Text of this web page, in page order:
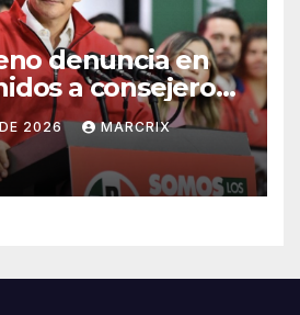
denuncia en
a consejeros
censura
DE 2026 MARCRIX